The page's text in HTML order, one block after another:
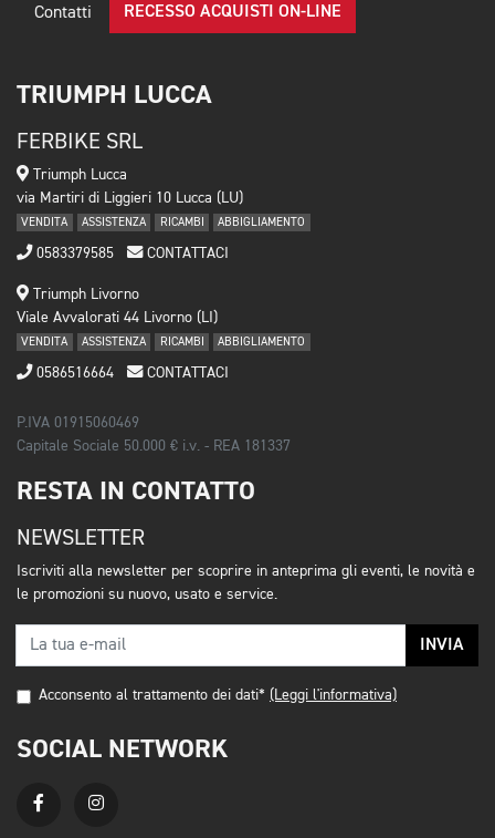
Contatti RECESSO ACQUISTI ON-LINE
TRIUMPH LUCCA
FERBIKE SRL
Triumph Lucca
via Martiri di Liggieri 10 Lucca (LU)
VENDITA ASSISTENZA RICAMBI ABBIGLIAMENTO
0583379585 CONTATTACI
Triumph Livorno
Viale Avvalorati 44 Livorno (LI)
VENDITA ASSISTENZA RICAMBI ABBIGLIAMENTO
0586516664 CONTATTACI
P.IVA 01915060469
Capitale Sociale 50.000 € i.v. - REA 181337
RESTA IN CONTATTO
NEWSLETTER
Iscriviti alla newsletter per scoprire in anteprima gli eventi, le novità e
le promozioni su nuovo, usato e service.
INVIA
Acconsento al trattamento dei dati* (Leggi l'informativa)
SOCIAL NETWORK